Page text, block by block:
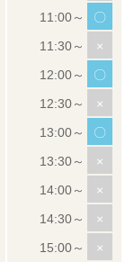
〇
×
〇
×
〇
×
×
×
×